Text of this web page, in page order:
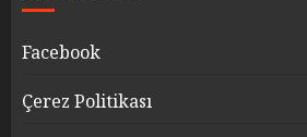
Facebook
Çerez Politikası